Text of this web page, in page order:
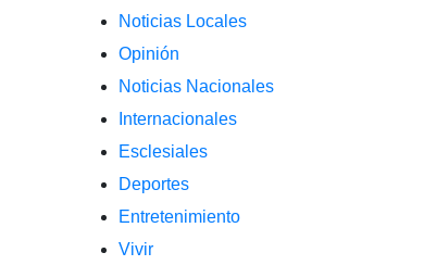
Noticias Locales
Opinión
Noticias Nacionales
Internacionales
Esclesiales
Deportes
Entretenimiento
Vivir